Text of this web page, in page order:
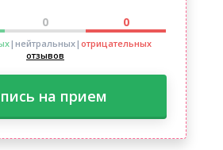
0 0
|нейтральных| отрицательных
отзывов
на прием